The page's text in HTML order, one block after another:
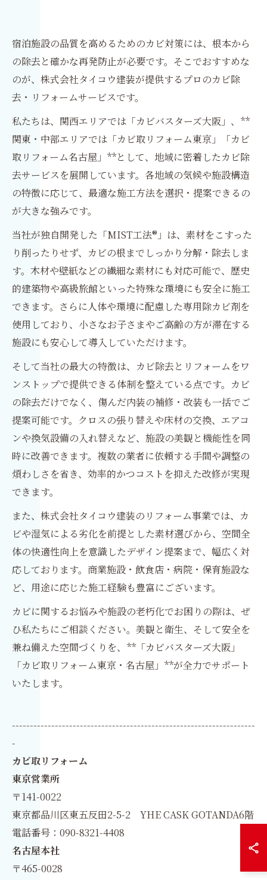
宿泊施設の品質を高めるためのカビ対策には、根本から
の除去と確かな再発防止が必要です。そこでおすすめな
のが、株式会社タイコウ建装が提供するプロのカビ除
去・リフォームサービスです。
私たちは、関西エリアでは「カビバスターズ大阪」、**
関東・中部エリアでは「カビ取リフォーム東京」「カビ
取リフォーム名古屋」**として、地域に密着したカビ除
去サービスを展開しています。各地域の気候や施設構造
の特徴に応じて、最適な施工方法を選択・提案できるの
が大きな強みです。
当社が独自開発した「MIST工法®」は、素材をこすった
り削ったりせず、カビの根までしっかり分解・除去しま
す。木材や壁紙などの繊細な素材にも対応可能で、歴史
的建築物や高級旅館といった特殊な環境にも安全に施工
できます。さらに人体や環境に配慮した専用除カビ剤を
使用しており、小さなお子さまやご高齢の方が滞在する
施設にも安心して導入していただけます。
そして当社の最大の特徴は、カビ除去とリフォームをワ
ンストップで提供できる体制を整えている点です。カビ
の除去だけでなく、傷んだ内装の補修・改装も一括でご
提案可能です。クロスの張り替えや床材の交換、エアコ
ンや換気設備の入れ替えなど、施設の美観と機能性を同
時に改善できます。複数の業者に依頼する手間や調整の
煩わしさを省き、効率的かつコストを抑えた改修が実現
できます。
また、株式会社タイコウ建装のリフォーム事業では、カ
ビや湿気による劣化を前提とした素材選びから、空間全
体の快適性向上を意識したデザイン提案まで、幅広く対
応しております。商業施設・飲食店・病院・保育施設な
ど、用途に応じた施工経験も豊富にございます。
カビに関するお悩みや施設の老朽化でお困りの際は、ぜ
ひ私たちにご相談ください。美観と衛生、そして安全を
兼ね備えた空間づくりを、**「カビバスターズ大阪」
「カビ取リフォーム東京・名古屋」**が全力でサポート
いたします。
--------------------------------------------------------------------
-
カビ取リフォーム
東京営業所
〒141-0022
東京都品川区東五反田2-5-2 YHE CASK GOTANDA6階
電話番号：090-8321-4408
名古屋本社
〒465-0028